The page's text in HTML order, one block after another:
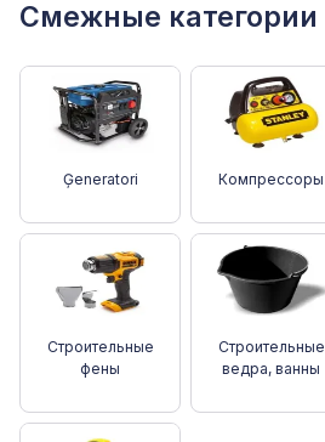
Смежные категории
Ģeneratori Компрессоры
Строительные
фены
Строительные
ведра, ванны